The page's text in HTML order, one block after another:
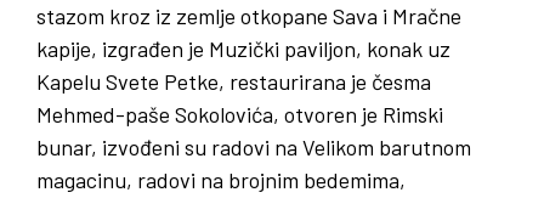
stazom kroz iz zemlje otkopane Sava i Mračne
kapije, izgrađen je Muzički paviljon, konak uz
Kapelu Svete Petke, restaurirana je česma
Mehmed-paše Sokolovića, otvoren je Rimski
bunar, izvođeni su radovi na Velikom barutnom
magacinu, radovi na brojnim bedemima,